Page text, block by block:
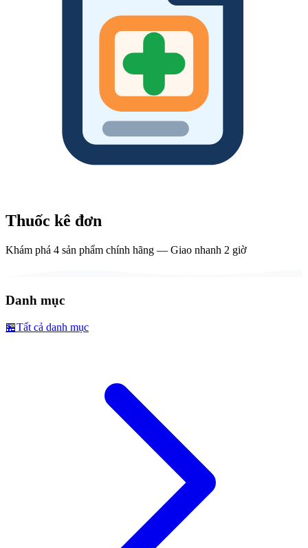
Thuốc kê đơn
Khám phá 4 sản phẩm chính hãng — Giao nhanh 2 giờ
Danh mục
🏪Tất cả danh mục